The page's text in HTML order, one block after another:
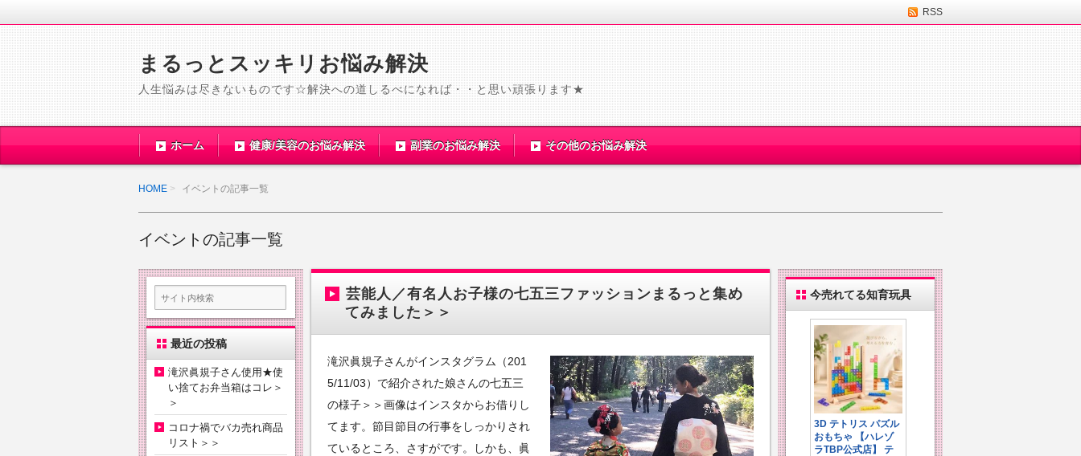
RSS
まるっとスッキリお悩み解決
人生悩みは尽きないものです☆解決への道しるべになれば・・と思い頑張ります★
ホーム 健康/美容のお悩み解決 副業のお悩み解決 その他のお悩み解決
HOME イベントの記事一覧
イベントの記事一覧
芸能人／有名人お子様の七五三ファッションまるっと集め
てみました＞＞
滝沢眞規子さんがインスタグラム（201
5/11/03）で紹介された娘さんの七五三
の様子＞＞画像はインスタからお借りし
てます。節目節目の行事をしっかりされ
ているところ、さすがです。しかも、眞
最近の投稿
滝沢眞規子さん使用★使
い捨てお弁当箱はコレ＞
＞
コロナ禍でバカ売れ商品
リスト＞＞
今売れてる知育玩具